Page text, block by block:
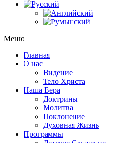
Меню
Главная
О нас
Видение
Тело Христа
Наша Вера
Доктрины
Молитва
Поклонение
Духовная Жизнь
Программы